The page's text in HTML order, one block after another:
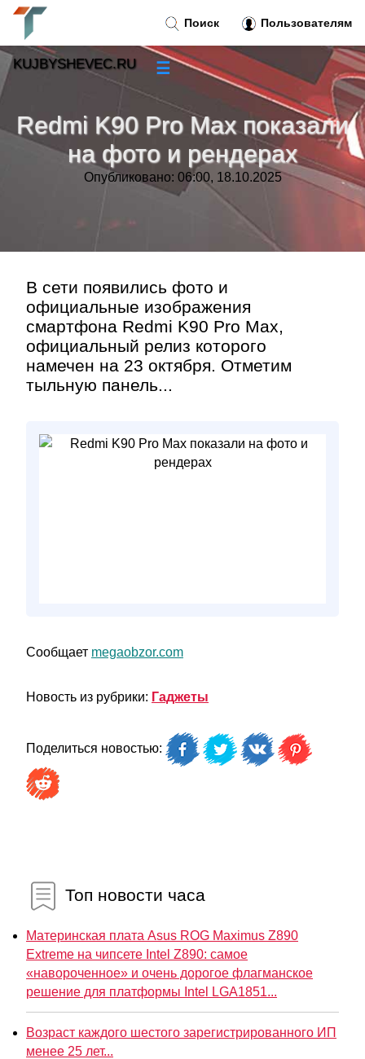
Redmi K90 Pro Max показали
на фото и рендерах
Опубликовано: 06:00, 18.10.2025
В сети появились фото и
официальные изображения
смартфона Redmi K90 Pro Max,
официальный релиз которого
намечен на 23 октября. Отметим
тыльную панель...
Сообщает megaobzor.com
Новость из рубрики: Гаджеты
Поделиться новостью:
Топ новости часа
Материнская плата Asus ROG Maximus Z890
Extreme на чипсете Intel Z890: самое
«навороченное» и очень дорогое флагманское
решение для платформы Intel LGA1851...
Возраст каждого шестого зарегистрированного ИП
менее 25 лет...
Поиск Пользователям
KUJBYSHEVEC.RU ☰
»
Тренды новостей»
»
Контакт »